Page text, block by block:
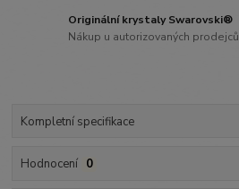
Originální krystaly Swarovski®
Nákup u autorizovaných prodejců
Kompletní specifikace
Hodnocení 0